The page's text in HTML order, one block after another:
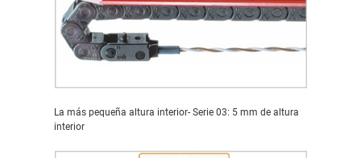
La más pequeña altura interior- Serie 03: 5 mm de altura
interior